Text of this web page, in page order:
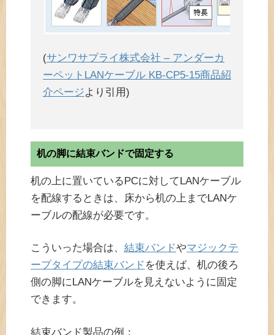
(サンワサプライ株式会社 – アンダーカ
ーペットLANケーブル KB-CP5-15商品紹
介ページより引用)
机の脚に結束バンドで固定する
机の上に置いているPCに対してLANケーブル
を配線するときは、床から机の上までLANケ
ーブルの配線が必要です。
こういった場合は、 結束バンドやマジックテ
ープタイプの結束バンド を使えば、机の後ろ
側の脚にLANケーブルを見えないように固定
できます。
結束バンド製品の例：